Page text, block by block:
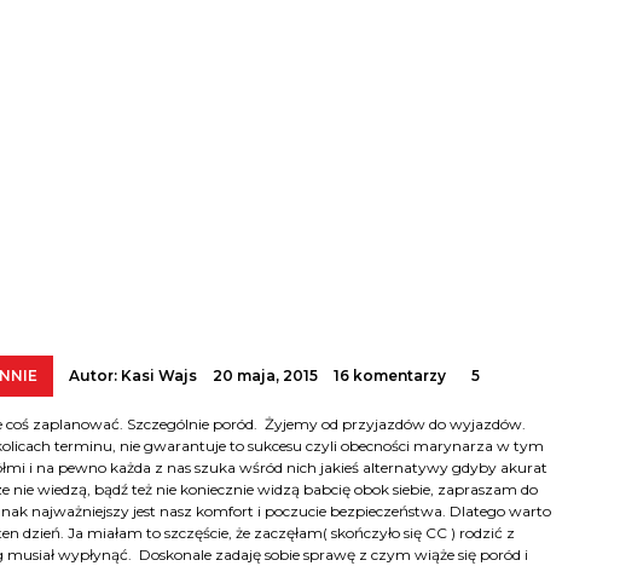
Autor: Kasi Wajs 20 maja, 2015 16 komentarzy 5
zaplanować. Szczególnie poród. Żyjemy od przyjazdów do wyjazdów.
terminu, nie gwarantuje to sukcesu czyli obecności marynarza w tym
i na pewno każda z nas szuka wśród nich jakieś alternatywy gdyby akurat
wiedzą, bądź też nie koniecznie widzą babcię obok siebie, zapraszam do
najważniejszy jest nasz komfort i poczucie bezpieczeństwa. Dlatego warto
Ja miałam to szczęście, że zaczęłam( skończyło się CC ) rodzić z
wypłynąć. Doskonale zadaję sobie sprawę z czym wiąże się poród i